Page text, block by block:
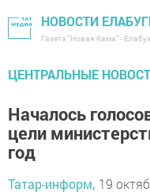
НОВОСТИ
Газета "Новая Кама" -
ЦЕНТРАЛЬНЫЕ
Началось
цели
год
Татар-информ, 19